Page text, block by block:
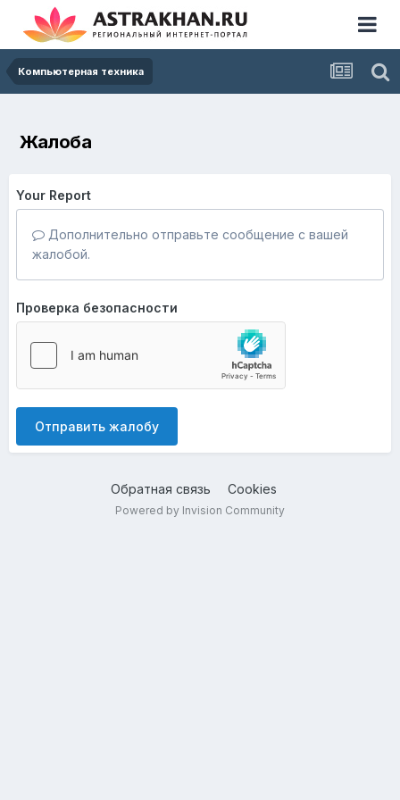
Компьютерная техника
Жалоба
Your Report
Дополнительно отправьте сообщение с вашей
жалобой.
Проверка безопасности
Отправить жалобу
Обратная связь Cookies
Powered by Invision Community